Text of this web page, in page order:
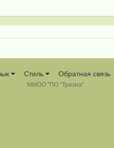
Стиль Обратная связь
ММОО "ПО "Тризна"